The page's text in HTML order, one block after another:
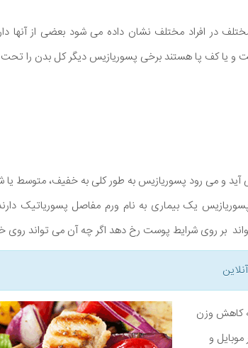
در افراد مختلف نشان داده می شود بعضی از آنها
کف پا هستند برخی پسوریازیس دیگر کل بدن را تحت
و می رود پسوریازیس به طور کلی به خفیف، متوسط
پسوریازیس یک بیماری به نام ورم مفاصل پسوریاتیک
بر روی شرایط پوست رخ دهد اگر چه آن می تواند
آنلاین
کاهش وزن
و